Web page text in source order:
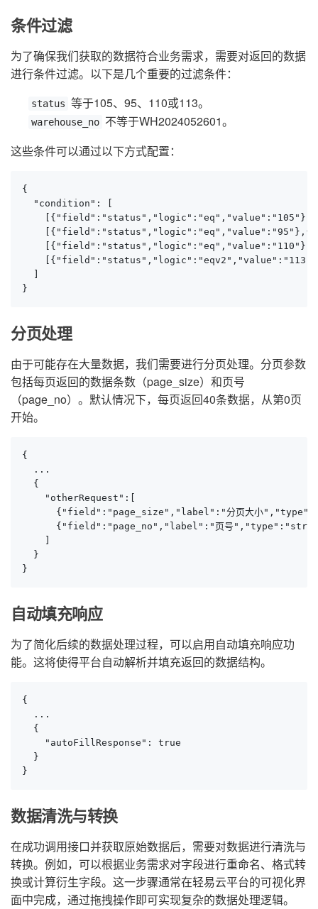
条件过滤
为了确保我们获取的数据符合业务需求，需要对返回的数据
进行条件过滤。以下是几个重要的过滤条件：
status 等于105、95、110或113。
warehouse_no 不等于WH2024052601。
这些条件可以通过以下方式配置：
{
  "condition": [
}
分页处理
由于可能存在大量数据，我们需要进行分页处理。分页参数
包括每页返回的数据条数（page_size）和页号
（page_no）。默认情况下，每页返回40条数据，从第0页
开始。
{
  ...
  {
    "otherRequest":[
{"field":"page_size","label":"分页大小
{"field":"page_no","label":"页号
  }
}
自动填充响应
为了简化后续的数据处理过程，可以启用自动填充响应功
能。这将使得平台自动解析并填充返回的数据结构。
{
  ...
  {
    "autoFillResponse": true
  }
}
数据清洗与转换
在成功调用接口并获取原始数据后，需要对数据进行清洗与
转换。例如，可以根据业务需求对字段进行重命名、格式转
换或计算衍生字段。这一步骤通常在轻易云平台的可视化界
面中完成，通过拖拽操作即可实现复杂的数据处理逻辑。